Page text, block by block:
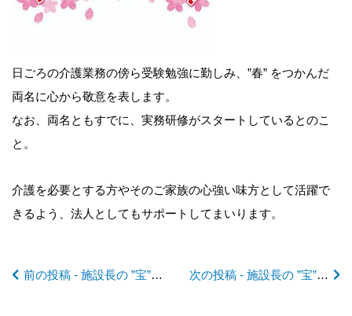
日ごろの介護業務の傍ら受験勉強に勤しみ、”春” をつかんだ
両名に心から敬意を表します。
なお、両名ともすでに、実務研修がスタートしているとのこ
と。
介護を必要とする方やそのご家族の心強い味方として活躍で
きるよう、法人としてもサポートしてまいります。
後
の
記
へ
前の投稿 - 施設長の ”宝”日記2025 No.43 クリスマスイブ🎄のランチ(検食) 次の投稿 - 施設長の ”宝”日記2025 No.45 着々と！ 迎春準備🌅